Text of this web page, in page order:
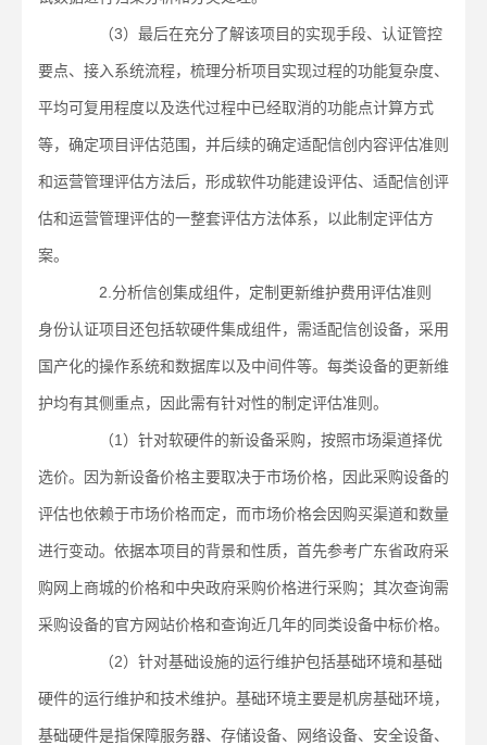
（3）最后在充分了解该项目的实现手段、认证管控
要点、接入系统流程，梳理分析项目实现过程的功能复杂度、
平均可复用程度以及迭代过程中已经取消的功能点计算方式
等，确定项目评估范围，并后续的确定适配信创内容评估准则
和运营管理评估方法后，形成软件功能建设评估、适配信创评
估和运营管理评估的一整套评估方法体系，以此制定评估方
案。
2.分析信创集成组件，定制更新维护费用评估准则
身份认证项目还包括软硬件集成组件，需适配信创设备，采用
国产化的操作系统和数据库以及中间件等。每类设备的更新维
护均有其侧重点，因此需有针对性的制定评估准则。
（1）针对软硬件的新设备采购，按照市场渠道择优
选价。因为新设备价格主要取决于市场价格，因此采购设备的
评估也依赖于市场价格而定，而市场价格会因购买渠道和数量
进行变动。依据本项目的背景和性质，首先参考广东省政府采
购网上商城的价格和中央政府采购价格进行采购；其次查询需
采购设备的官方网站价格和查询近几年的同类设备中标价格。
（2）针对基础设施的运行维护包括基础环境和基础
硬件的运行维护和技术维护。基础环境主要是机房基础环境，
基础硬件是指保障服务器、存储设备、网络设备、安全设备、